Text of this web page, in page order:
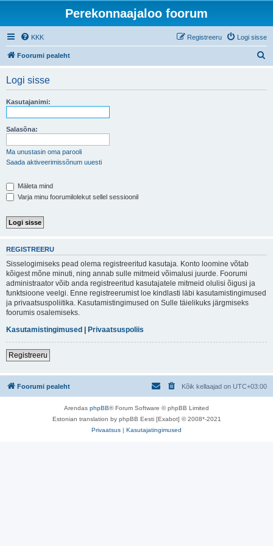
Perekonnaajaloo foorum
KKK Logi sisse
Registreeru
Foorumi pealeht
Logi sisse
Kasutajanimi:
Salasõna:
Ma unustasin oma parooli
Saada aktiveerimissõnum uuesti
Mäleta mind
Varja minu foorumilolekut sellel sessioonil
REGISTREERU
Sisselogimiseks pead olema registreeritud kasutaja. Konto loomine võtab
kõigest mõne minuti, ning annab sulle mitmeid võimalusi juurde. Foorumi
administraator võib anda registreeritud kasutajatele mitmeid olulisi õigusi ja
funktsioone veelgi. Enne registreerumist loe kindlasti läbi kasutamistingimused
ja privaatsuspoliitika. Kasutamistingimused on Sulle täielikuks järgmiseks
foorumis osalemiseks.
Kasutamistingimused | Privaatsuspoliis
Registreeru
Foorumi pealeht Kõik kellaajad on UTC+03:00
Arendas phpBB® Forum Software © phpBB Limited
Estonian translation by phpBB Eesti [Exabot] © 2008*-2021
Privaatsus | Kasutajatingimused